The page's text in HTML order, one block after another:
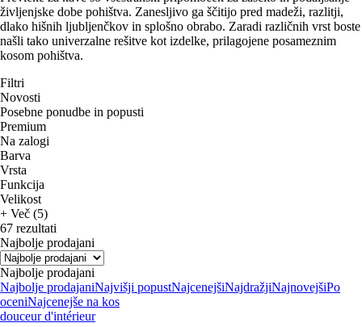
življenjske dobe pohištva. Zanesljivo ga ščitijo pred madeži, razlitji,
dlako hišnih ljubljenčkov in splošno obrabo. Zaradi različnih vrst boste
našli tako univerzalne rešitve kot izdelke, prilagojene posameznim
kosom pohištva.
Filtri
Novosti
Posebne ponudbe in popusti
Premium
Na zalogi
Barva
Vrsta
Funkcija
Velikost
+ Več (5)
67 rezultati
Najbolje prodajani
Najbolje prodajani
Najbolje prodajaniNajvišji popustNajcenejšiNajdražjiNajnovejšiPo
oceniNajcenejše na kos
douceur d'intérieur